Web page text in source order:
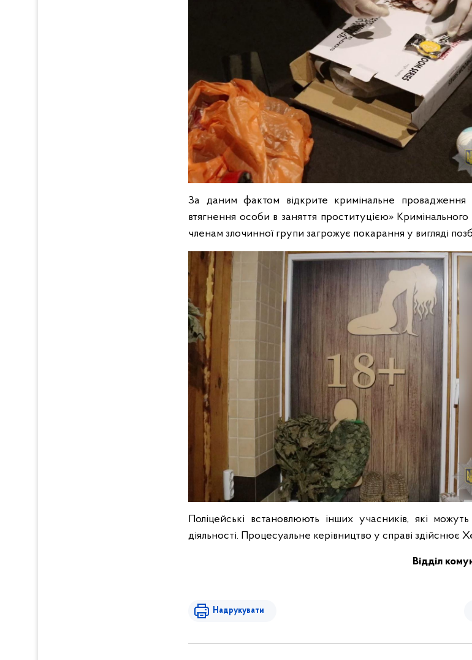
За даним фактом відкрите кримінальне
втягнення особи в заняття проституцією»
членам злочинної групи загрожує покарання у вигляді
Поліцейські встановлюють інших учасників, які
діяльності. Процесуальне керівництво у справі
Відділ
Надрукувати